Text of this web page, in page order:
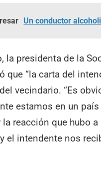
Un conductor
la presidenta de la
que “la carta del
vecindario. “Es
estamos en un
reacción que hubo
el intendente nos